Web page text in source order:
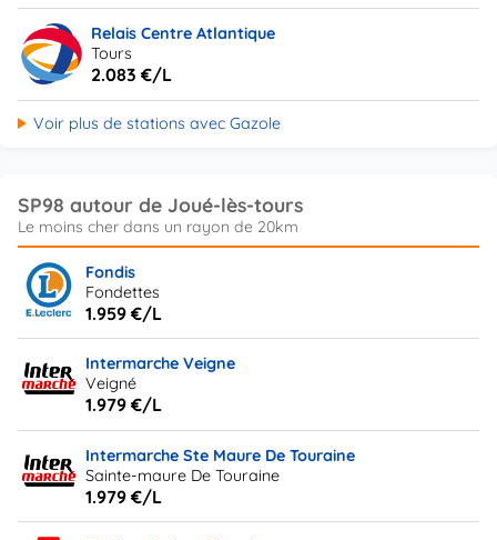
Relais Centre Atlantique
Tours
2.083 €/L
Voir plus de stations avec Gazole
SP98 autour de Joué-lès-tours
Fondis
Fondettes
1.959 €/L
Intermarche Veigne
Veigné
1.979 €/L
Intermarche Ste Maure De Touraine
Sainte-maure De Touraine
1.979 €/L